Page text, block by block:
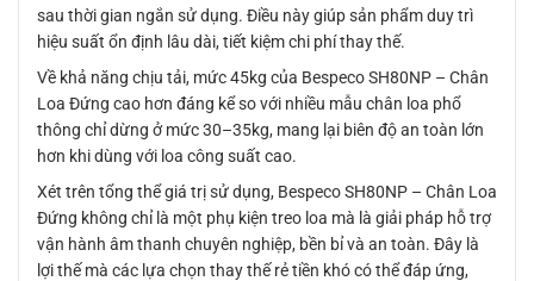
sau thời gian ngắn sử dụng. Điều này giúp sản phẩm duy trì
hiệu suất ổn định lâu dài, tiết kiệm chi phí thay thế.
Về khả năng chịu tải, mức 45kg của Bespeco SH80NP – Chân
Loa Đứng cao hơn đáng kể so với nhiều mẫu chân loa phổ
thông chỉ dừng ở mức 30–35kg, mang lại biên độ an toàn lớn
hơn khi dùng với loa công suất cao.
Xét trên tổng thể giá trị sử dụng, Bespeco SH80NP – Chân Loa
Đứng không chỉ là một phụ kiện treo loa mà là giải pháp hỗ trợ
vận hành âm thanh chuyên nghiệp, bền bỉ và an toàn. Đây là
lợi thế mà các lựa chọn thay thế rẻ tiền khó có thể đáp ứng,